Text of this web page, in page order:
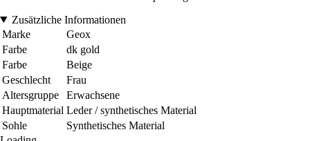
Zusätzliche Informationen
Marke
Geox
Farbe
dk gold
Farbe
Beige
Geschlecht
Frau
Altersgruppe
Erwachsene
Hauptmaterial Leder / synthetisches Material
Sohle
Synthetisches Material